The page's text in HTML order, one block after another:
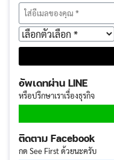
อัพเดทผ่าน LINE
หรือปรึกษาเราเรื่องธุรกิจ
ติดตาม Facebook
กด See First ด้วยนะครับ